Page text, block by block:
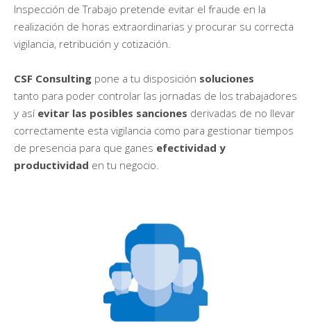
Inspección de Trabajo pretende evitar el fraude en la
realización de horas extraordinarias y procurar su correcta
vigilancia, retribución y cotización.
CSF Consulting pone a tu disposición soluciones
tanto para poder controlar las jornadas de los trabajadores
y así evitar las posibles sanciones derivadas de no llevar
correctamente esta vigilancia como para gestionar tiempos
de presencia para que ganes efectividad y
productividad en tu negocio.